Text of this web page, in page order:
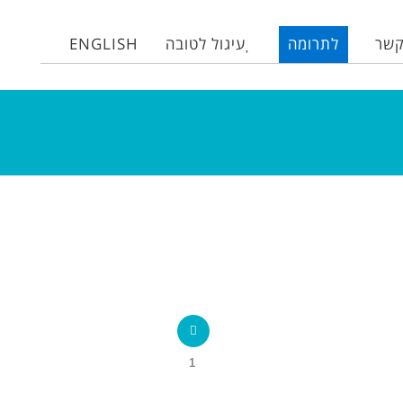
לתרומה עיגול לטובה ENGLISH
1